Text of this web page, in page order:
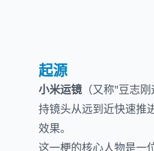
起源
小米运镜 （又称"豆志
持镜头从远到近快速推
效果。
这一梗的核心人物是一